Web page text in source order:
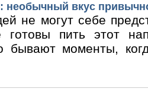
необычный вкус
не могут себе
готовы пить этот
бывают моменты,